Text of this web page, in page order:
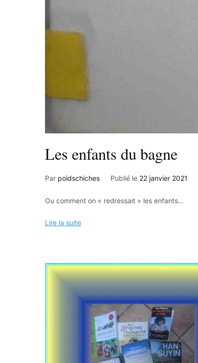
Les enfants du bagne
Par poidschiches Publié le 22 janvier 2021
Ou comment on « redressait » les enfants…
Lire la suite